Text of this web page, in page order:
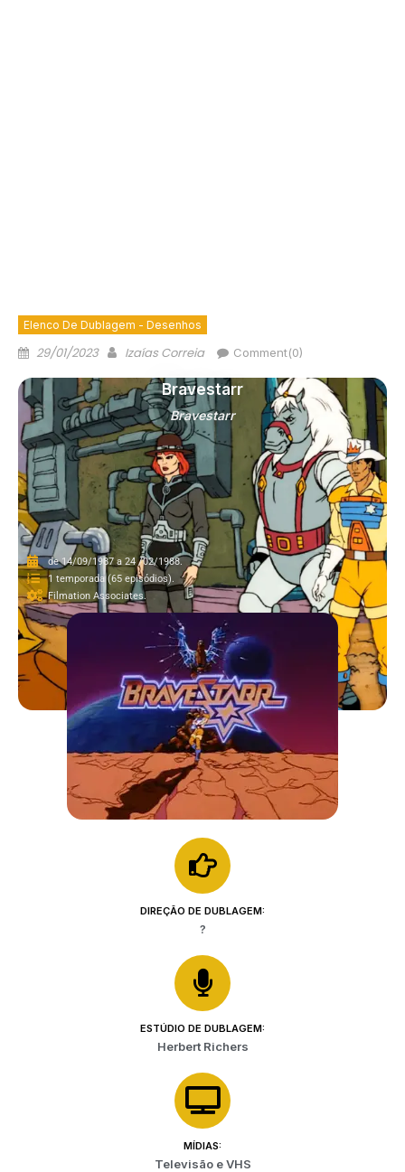
Elenco De Dublagem - Desenhos
29/01/2023 Izaías Correia Comment(0)
Bravestarr
Bravestarr
de 14/09/1987 a 24 /02/1988.
1 temporada (65 episódios).
Filmation Associates.
DIREÇÃO DE DUBLAGEM:
?
ESTÚDIO DE DUBLAGEM:
Herbert Richers
MÍDIAS:
Televisão e VHS